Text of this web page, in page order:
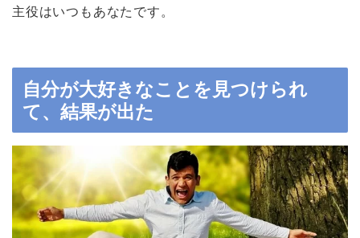
主役はいつもあなたです。
自分が大好きなことを見つけられ
て、結果が出た